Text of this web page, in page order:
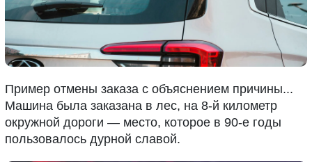
Пример отмены заказа с объяснением причины...
Машина была заказана в лес, на 8-й километр
окружной дороги — место, которое в 90-е годы
пользовалось дурной славой.